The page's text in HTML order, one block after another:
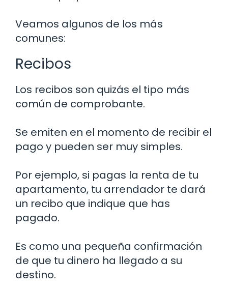
Veamos algunos de los más
comunes:
Recibos
Los recibos son quizás el tipo más
común de comprobante.
Se emiten en el momento de recibir el
pago y pueden ser muy simples.
Por ejemplo, si pagas la renta de tu
apartamento, tu arrendador te dará
un recibo que indique que has
pagado.
Es como una pequeña confirmación
de que tu dinero ha llegado a su
destino.